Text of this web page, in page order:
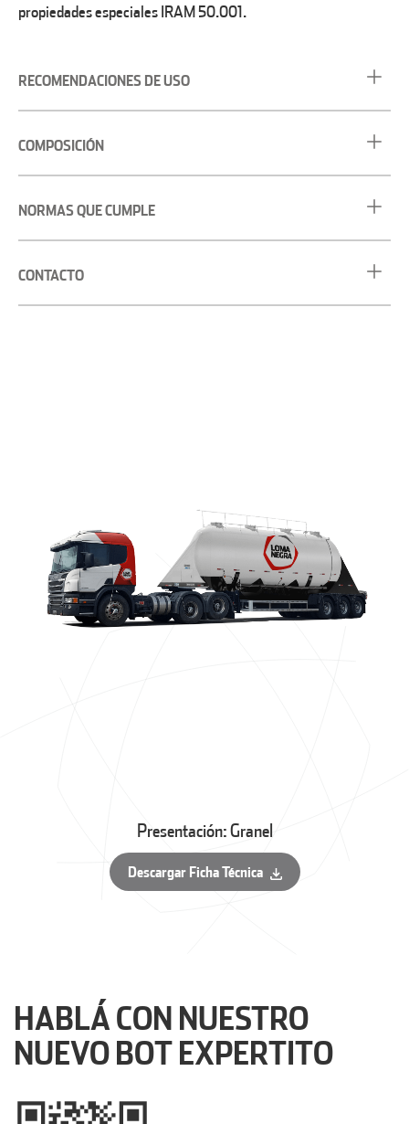
propiedades especiales IRAM 50.001.
RECOMENDACIONES DE USO
COMPOSICIÓN
NORMAS QUE CUMPLE
CONTACTO
Presentación: Granel
Descargar Ficha Técnica
HABLÁ CON NUESTRO
NUEVO BOT EXPERTITO